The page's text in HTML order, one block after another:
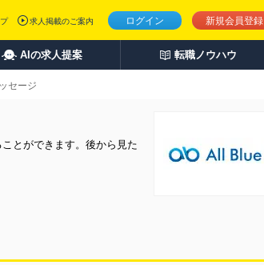
ログイン 新規会員登録
求人掲載のご案内
AIの求人提案 転職ノウハウ
セージ
とができます。後から見た